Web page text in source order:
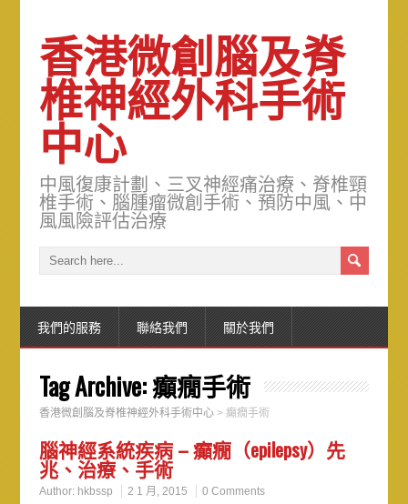
香港微創腦及脊
椎神經外科手術
中心
中風復康計劃、三叉神經痛治療、脊椎頸
椎手術、腦腫瘤微創手術、預防中風、中
風風險評估治療
我們的服務 聯絡我們 關於我們
Tag Archive:癲癇手術
香港微創腦及脊椎神經外科手術中心> 癲癇手術
腦神經系統疾病 – 癲癇（epilepsy）先
兆、治療、手術
Author: hkbssp 2 1 月, 2015 0 Comments